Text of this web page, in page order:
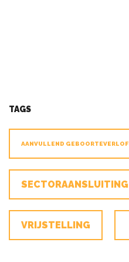
TAGS
AANVULLEND GEBOORTEVERLOF
SECTORAANSLUITING
VRIJSTELLING